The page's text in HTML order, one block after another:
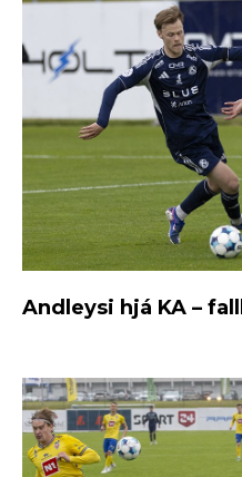
Andleysi hjá KA –